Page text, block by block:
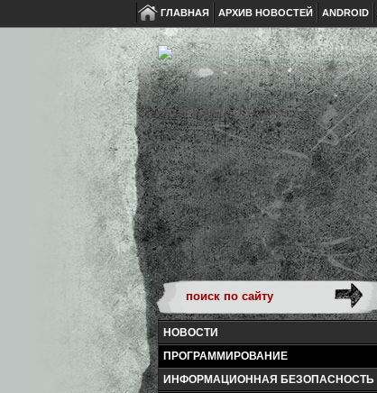
ГЛАВНАЯ АРХИВ НОВОСТЕЙ ANDROID
НОВОСТИ
ПРОГРАММИРОВАНИЕ
ИНФОРМАЦИОННАЯ БЕЗОПАСНОСТЬ